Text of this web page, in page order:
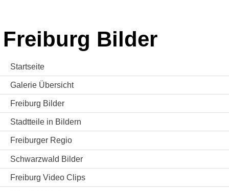
Freiburg Bilder
Startseite
Galerie Übersicht
Freiburg Bilder
Stadtteile in Bildern
Freiburger Regio
Schwarzwald Bilder
Freiburg Video Clips